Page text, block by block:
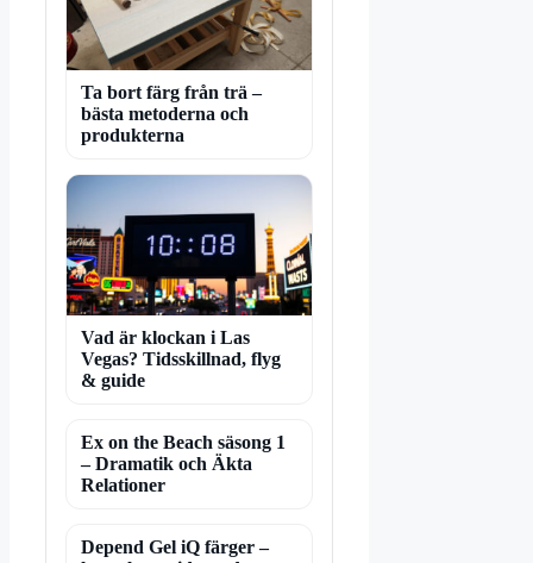
Ta bort färg från trä –
bästa metoderna och
produkterna
Vad är klockan i Las
Vegas? Tidsskillnad, flyg
& guide
Ex on the Beach säsong 1
– Dramatik och Äkta
Relationer
Depend Gel iQ färger –